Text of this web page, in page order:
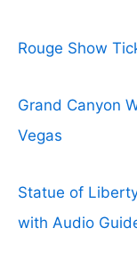
Rouge Show
Grand Canyon
Vegas
Statue of
with Audio